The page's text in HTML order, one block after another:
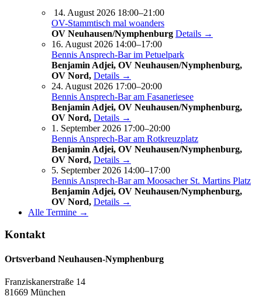
14. August 2026 18:00–21:00
OV-Stammtisch mal woanders
OV Neuhausen/Nymphenburg Details →
16. August 2026 14:00–17:00
Bennis Ansprech-Bar im Petuelpark
Benjamin Adjei, OV Neuhausen/Nymphenburg,
OV Nord, Details →
24. August 2026 17:00–20:00
Bennis Ansprech-Bar am Fasaneriesee
Benjamin Adjei, OV Neuhausen/Nymphenburg,
OV Nord, Details →
1. September 2026 17:00–20:00
Bennis Ansprech-Bar am Rotkreuzplatz
Benjamin Adjei, OV Neuhausen/Nymphenburg,
OV Nord, Details →
5. September 2026 14:00–17:00
Bennis Ansprech-Bar am Moosacher St. Martins Platz
Benjamin Adjei, OV Neuhausen/Nymphenburg,
OV Nord, Details →
Alle Termine →
Kontakt
Ortsverband Neuhausen-Nymphenburg
Franziskanerstraße 14
81669 München